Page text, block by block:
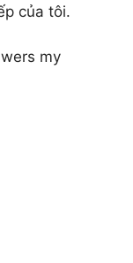
của tôi.
my